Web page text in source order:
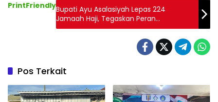
PrintFriendlyBupati Ayu Asalasiyah Lepas 224
Jamaah Haji, Tegaskan Peran
Pemerintah dalam Pelayanan Ibadah
Pos Terkait